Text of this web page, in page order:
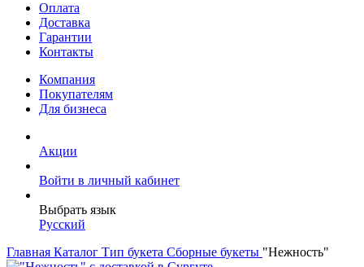
Оплата
Доставка
Гарантии
Контакты
Компания
Покупателям
Для бизнеса
Акции
Войти в личный кабинет
Выбрать язык
Русский
Главная Каталог Тип букета Сборные букеты "Нежность"